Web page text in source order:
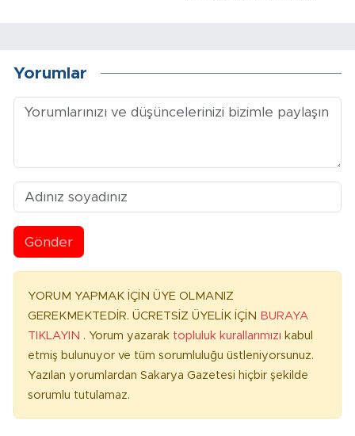
Yorumlar
Gönder
YORUM YAPMAK İÇİN ÜYE OLMANIZ
GEREKMEKTEDİR. ÜCRETSİZ ÜYELİK İÇİN BURAYA
TIKLAYIN . Yorum yazarak topluluk kurallarımızı kabul
etmiş bulunuyor ve tüm sorumluluğu üstleniyorsunuz.
Yazılan yorumlardan Sakarya Gazetesi hiçbir şekilde
sorumlu tutulamaz.